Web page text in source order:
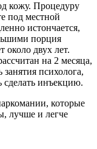
кожу. Процедуру
под местной
истончается,
порция
около двух лет.
на 2 месяца,
психолога,
сделать инъекцию.
которые
лучше и легче